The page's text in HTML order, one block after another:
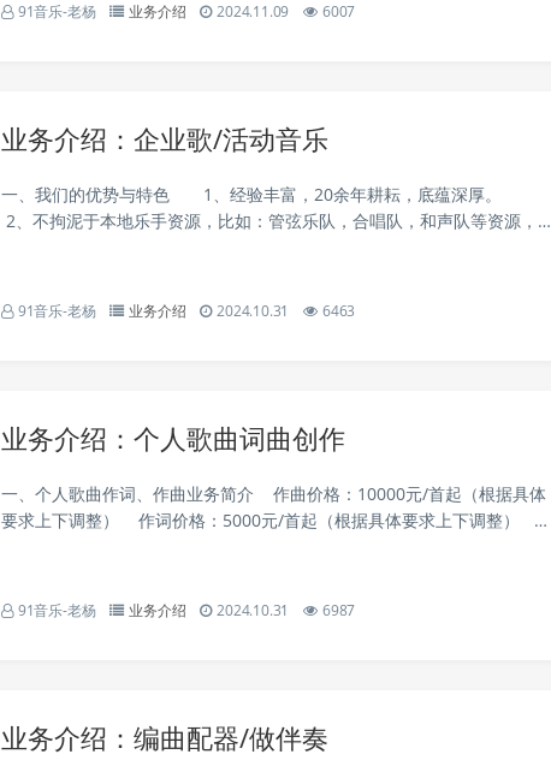
91音乐-老杨 业务介绍 2024.11.09 6007
业务介绍：企业歌/活动音乐
一、我们的优势与特色 1、经验丰富，20余年耕耘，底蕴深厚。
2、不拘泥于本地乐手资源，比如：管弦乐队，合唱队，和声队等资源，我
91音乐-老杨 业务介绍 2024.10.31 6463
业务介绍：个人歌曲词曲创作
一、个人歌曲作词、作曲业务简介 作曲价格：10000元/首起（根据具体
要求上下调整） 作词价格：5000元/首起（根据具体要求上下调整）
91音乐-老杨 业务介绍 2024.10.31 6987
业务介绍：编曲配器/做伴奏